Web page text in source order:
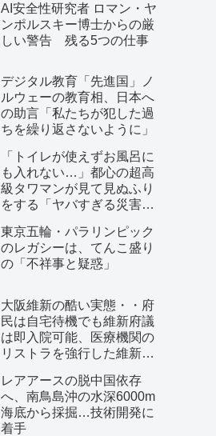
AI安全性研究者 ロマン・ヤ
ンポルスキー博士からの厳
しい警告 残る5つの仕事
デジタル教育「先進国」ノ
ルウェーの教育相、日本へ
の助言「私たちが犯した過
ちを繰り返さないように」
「トイレが使えずお風呂に
も入れない…」都心の超高
級タワマンが見て見ぬふり
をする「ヤバすぎる災害リ
東京五輪・パラリンピック
のレガシーは、てんこ盛り
の「不祥事と疑惑」
大阪維新の酷い実態・・府
民は自宅待機でも維新府議
は即入院可能、医療機関の
リストラを強行した維新、
開催…
レアアースの脱中国依存
へ、南鳥島沖の水深6000m
海底から採掘…技術開発に
着手